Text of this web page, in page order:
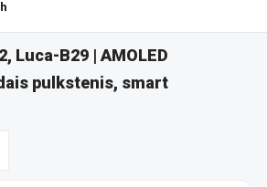
Luca-B29 | AMOLED
pulkstenis, smart